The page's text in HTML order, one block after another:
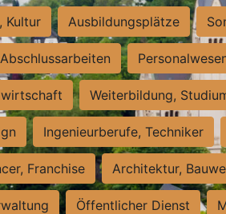
Kultur Ausbildungsplätze
Weiterbildung,
Ingenieurberufe, Techniker
Franchise Architektur,
Öffentlicher Dienst